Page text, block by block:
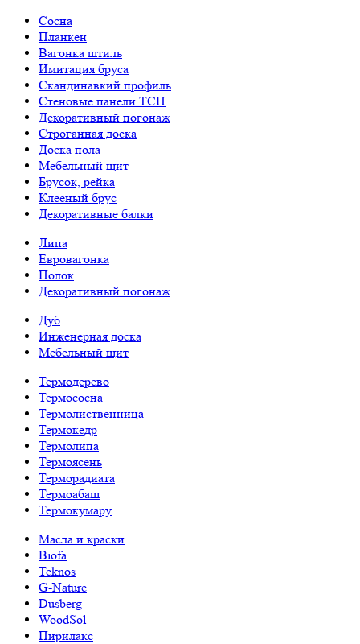
Сосна
Планкен
Вагонка штиль
Имитация бруса
Скандинавкий профиль
Стеновые панели ТСП
Декоративный погонаж
Строганная доска
Доска пола
Мебельный щит
Брусок, рейка
Клееный брус
Декоративные балки
Липа
Евровагонка
Полок
Декоративный погонаж
Дуб
Инженерная доска
Мебельный щит
Термодерево
Термососна
Термолиственница
Термокедр
Термолипа
Термоясень
Терморадиата
Термоабаш
Термокумару
Масла и краски
Biofa
Teknos
G-Nature
Dusberg
WoodSol
Пирилакс